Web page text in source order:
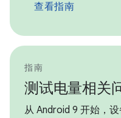
查看指南
指南
测试电量相关
从 Android 9 开始，